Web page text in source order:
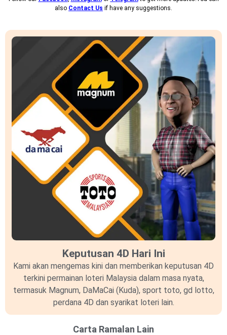
also Contact Us if have any suggestions.
Keputusan 4D Hari Ini
Kami akan mengemas kini dan memberikan keputusan 4D
terkini permainan loteri Malaysia dalam masa nyata,
termasuk Magnum, DaMaCai (Kuda), sport toto, gd lotto,
perdana 4D dan syarikat loteri lain.
Carta Ramalan Lain